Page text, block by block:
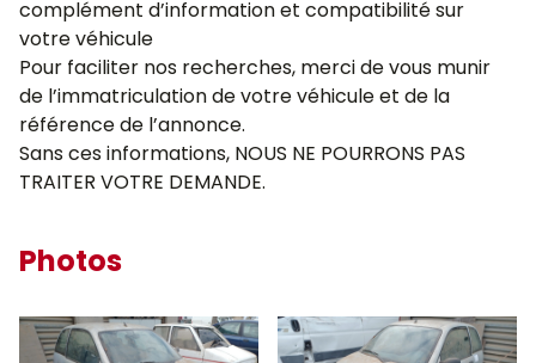
complément d’information et compatibilité sur
votre véhicule
Pour faciliter nos recherches, merci de vous munir
de l’immatriculation de votre véhicule et de la
référence de l’annonce.
Sans ces informations, NOUS NE POURRONS PAS
TRAITER VOTRE DEMANDE.
Photos